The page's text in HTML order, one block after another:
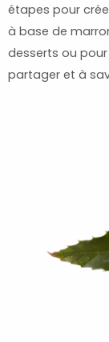
étapes pour
à base de
desserts ou
partager et à